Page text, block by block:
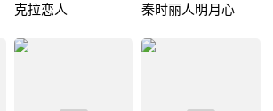
克拉恋人 秦时丽人明月心